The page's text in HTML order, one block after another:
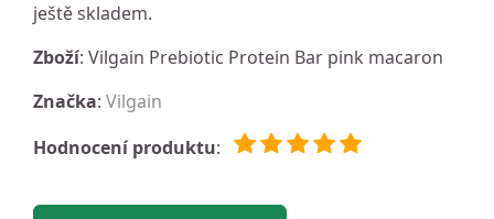
ještě skladem.
Zboží: Vilgain Prebiotic Protein Bar pink macaron
Značka: Vilgain
Hodnocení produktu: